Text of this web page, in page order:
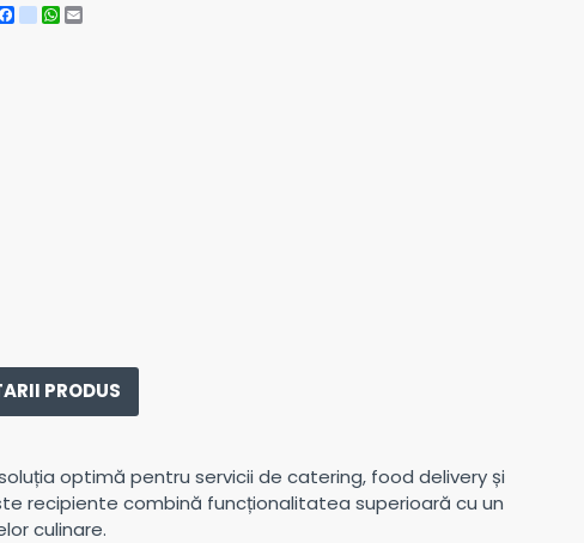
Facebook
instagram
WhatsApp
PRODUS
optimă pentru servicii de catering, food delivery și
recipiente combină funcționalitatea superioară cu un
culinare.